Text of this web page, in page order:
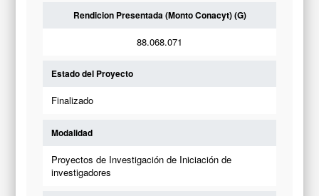
Rendicion Presentada (Monto Conacyt) (G)
88.068.071
Estado del Proyecto
Finalizado
Modalidad
Proyectos de Investigación de Iniciación de
investigadores